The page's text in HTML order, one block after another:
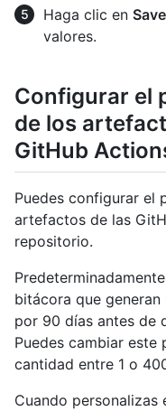
Haga clic en Save
valores.
Configurar el
de los
GitHub
Puedes configurar el
artefactos de las
repositorio.
bitácora que
por 90 días antes de
Puedes cambiar
cantidad entre 1 o
Cuando